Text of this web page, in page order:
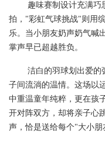
趣味赛制设计充满
拍，"彩虹气球挑战"则用
乐。当小朋友奶声奶气喊
掌声早已超越胜负。
洁白的羽球划出爱的
子间流淌的温情。这场以
中重温童年纯粹，更在孩
开对阵双方，却将亲子心
声，恰是送给每个"大小朋